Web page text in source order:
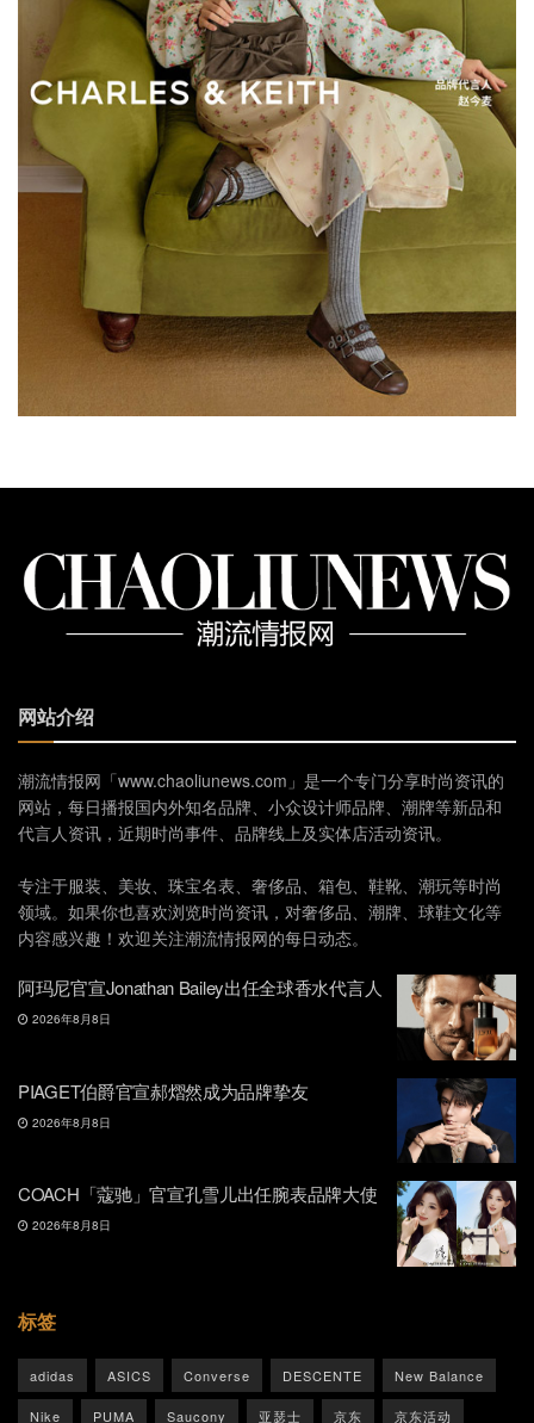
网站介绍
潮流情报网「www.chaoliunews.com」是一个专门分享时尚资讯的
网站，每日播报国内外知名品牌、小众设计师品牌、潮牌等新品和
代言人资讯，近期时尚事件、品牌线上及实体店活动资讯。
专注于服装、美妆、珠宝名表、奢侈品、箱包、鞋靴、潮玩等时尚
领域。如果你也喜欢浏览时尚资讯，对奢侈品、潮牌、球鞋文化等
内容感兴趣！欢迎关注潮流情报网的每日动态。
阿玛尼官宣Jonathan Bailey出任全球香水代言人
2026年8月8日
PIAGET伯爵官宣郝熠然成为品牌挚友
2026年8月8日
COACH「蔻驰」官宣孔雪儿出任腕表品牌大使
2026年8月8日
标签
adidas ASICS Converse DESCENTE New Balance
Nike PUMA Saucony 亚瑟士 京东 京东活动